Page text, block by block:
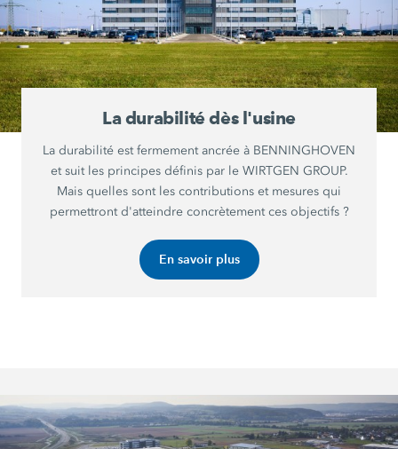
La durabilité dès l'usine
La durabilité est fermement ancrée à BENNINGHOVEN
et suit les principes définis par le WIRTGEN GROUP.
Mais quelles sont les contributions et mesures qui
permettront d'atteindre concrètement ces objectifs ?
En savoir plus